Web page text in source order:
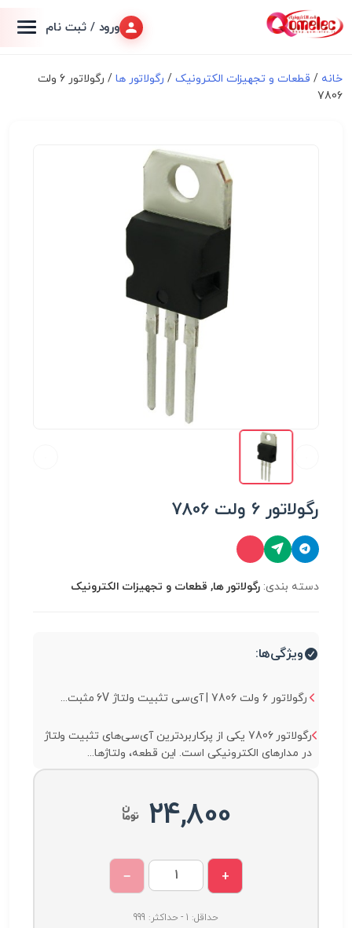
ورود / ثبت نام
خانه / قطعات و تجهیزات الکترونیک/ رگولاتور ها
/ رگولاتور 6 ولت
7806
رگولاتور 6 ولت 7806
دسته بندی: رگولاتور ها, قطعات و تجهیزات الکترونیک
ویژگی‌ها:
رگولاتور 6 ولت 7806 | آی‌سی تثبیت ولتاژ 6V مثبت...
رگولاتور 7806 یکی از پرکاربردترین آی‌سی‌های تثبیت ولتاژ
در مدارهای الکترونیکی است. این قطعه، ولتاژها...
24,800
+
−
حداقل: 1 - حداکثر: 999